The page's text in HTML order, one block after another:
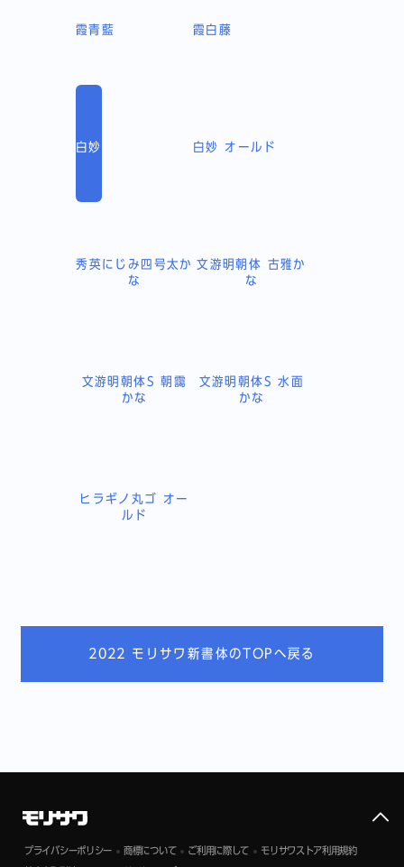
霞青藍 霞白藤
白妙 白妙 オールド
秀英にじみ四号太か
な
文游明朝体 古雅か
な
文游明朝体S 朝靄
かな
文游明朝体S 水面
かな
ヒラギノ丸ゴ オー
ルド
2022 モリサワ新書体のTOPへ戻る
プライバシーポリシー 商標について ご利用に際して モリサワストア利用規約